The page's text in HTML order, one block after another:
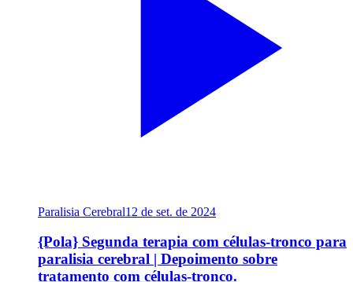
Paralisia Cerebral12 de set. de 2024
{Pola} Segunda terapia com células-tronco para
paralisia cerebral | Depoimento sobre
tratamento com células-tronco.